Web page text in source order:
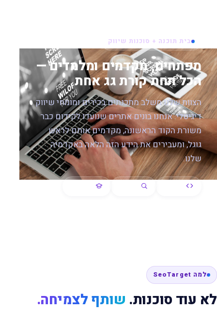
בית תוכנה + סוכנות שיווק
מפתחים, מקדמים ומלמדים —
הכל תחת קורת גג אחת
הצוות שלנו משלב מתכנתים בכירים ומומחי שיווק
דיגיטלי. אנחנו בונים אתרים שנועדו לקידום כבר
משורת הקוד הראשונה, מקדמים אותם לראש
גוגל, ומעבירים את הידע הזה הלאה באקדמיה
שלנו.
+למה SeoTarget
לא עוד סוכנות. שותף לצמיחה.